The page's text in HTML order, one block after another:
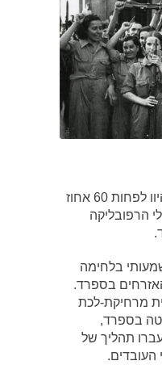
המילציות האנרכיטסטיות היוו לפחות 60 אחוז
הרפובליקה
בלחימה
בספרד.
מרחיקת-לכת
בספרד,
תהליך של
העובדים.